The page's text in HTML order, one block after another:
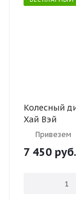
Колесный
Хай Вэй
Привезем
7 450 руб.